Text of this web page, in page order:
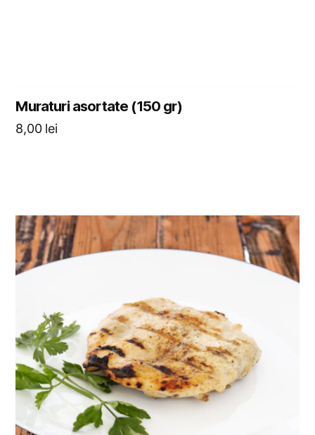
Muraturi asortate (150 gr)
8,00 lei